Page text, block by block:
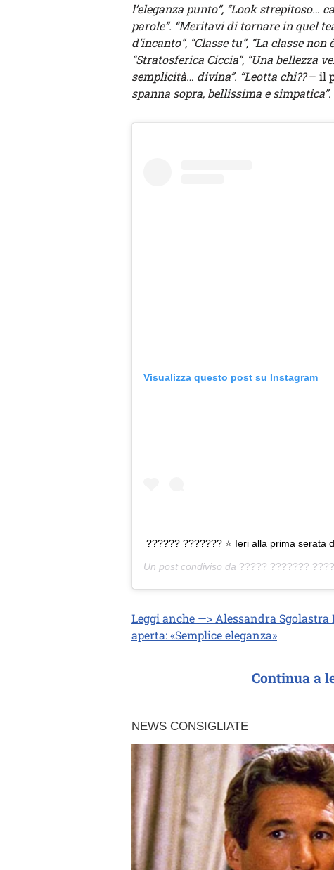
l’eleganza punto”, “Look strepitoso…
parole”. “Meritavi di tornare in quel
d’incanto”, “Classe tu”, “La classe
“Stratosferica Ciccia”, “Una bellezza
semplicità… divina”. “Leotta chi??– il
spanna sopra, bellissima e simpatica”.
Visualizza questo post su Instagram
?????? ??????? ⭐️ Ieri alla prima
Un post condiviso da ????? ???????
Leggi anche —> Alessandra
aperta: «Semplice eleganza»
Continua a